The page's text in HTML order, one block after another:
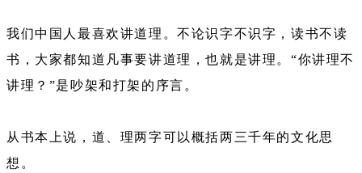
我们中国人最喜欢讲道理。不论识字不识字，读书不读
书，大家都知道凡事要讲道理，也就是讲理。“你讲理不
讲理？”是吵架和打架的序言。
从书本上说，道、理两字可以概括两三千年的文化思
想。